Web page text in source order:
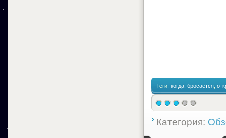
Теги: когда, бросается,
Категория: